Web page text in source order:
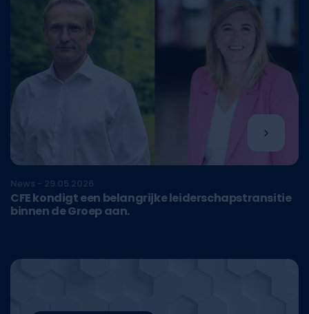
News - 29.05.2026
CFE kondigt een belangrijke leiderschapstransitie
binnen de Groep aan.